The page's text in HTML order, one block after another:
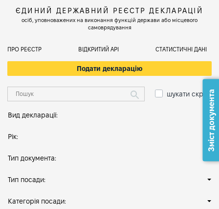
ЄДИНИЙ ДЕРЖАВНИЙ РЕЄСТР ДЕКЛАРАЦІЙ
осіб, уповноважених на виконання функцій держави або місцевого
самоврядування
ПРО РЕЄСТР ВІДКРИТИЙ АРІ СТАТИСТИЧНІ ДАНІ
Подати декларацію
шукати скрізь
Вид декларації:
Рік:
Тип документа:
Тип посади:
Категорія посади:
Зміст документа